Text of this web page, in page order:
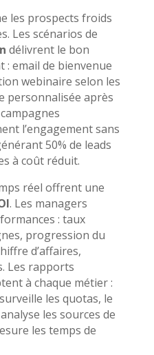
les prospects froids
Les scénarios de
délivrent le bon
email de bienvenue
webinaire selon les
personnalisée après
l’engagement sans
50% de leads
à coût réduit.
réel offrent une
. Les managers
: taux
progression du
d’affaires,
Les rapports
à chaque métier :
les quotas, le
les sources de
les temps de